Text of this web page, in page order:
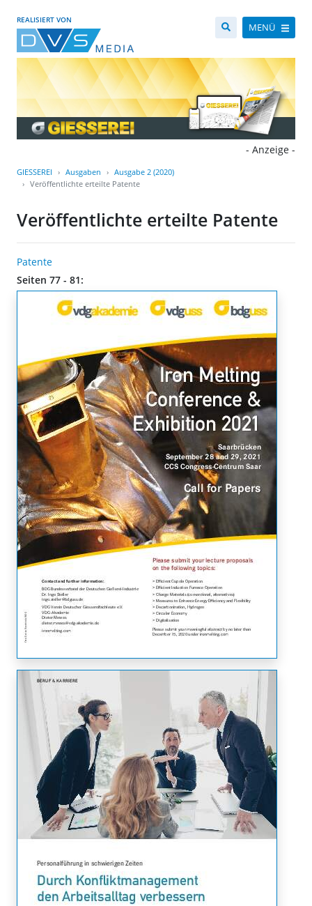
REALISIERT VON
MENÜ
- Anzeige -
GIESSEREI Ausgaben
Ausgabe 2 (2020)
Veröffentlichte erteilte Patente
Veröffentlichte erteilte Patente
Patente
Seiten 77 - 81: